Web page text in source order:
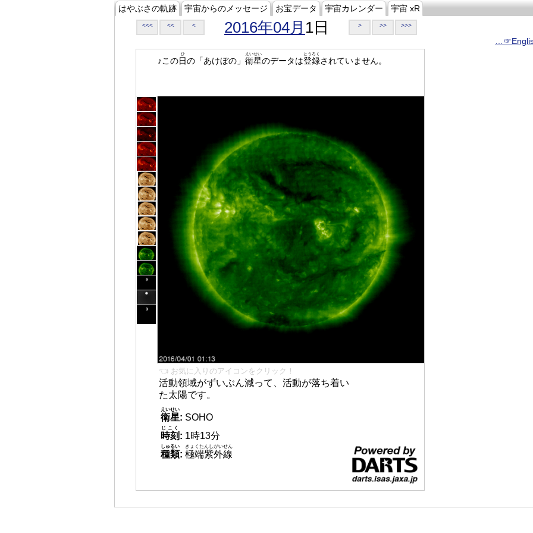
はやぶさの軌跡 宇宙からのメッセージ お宝データ 宇宙カレンダー 宇宙 xR
<<< << < 2016年04月 1日 > >> >>>
♪この日
ひ
の「あけぼの」 衛星
えいせい
のデータは登録
とうろく
されていません。
👈 お気に入りのアイコンをクリック！
活動領域がずいぶん減って、活動が落ち着い
た太陽です。
衛星
えいせい
: SOHO
時刻
じこく
: 1時13分
種類
しゅるい
: 極端紫外線
きょくたんしがいせん